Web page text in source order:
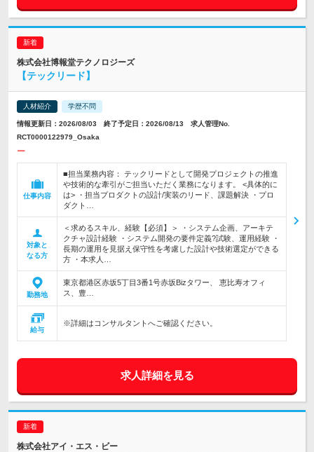
株式会社博報堂テクノロジーズ
【テックリード】
人材紹介 学歴不問
情報更新日：2026/08/03 終了予定日：2026/08/13 求人管理No.
RCT0000122979_Osaka
ー
仕事内容
■担当業務内容： テックリードとして開発プロジェクトの推進
や技術的な牽引がご担当いただく業務になります。 <具体的に
は> ・担当プロダクトの設計/実装のリード、課題解決 ・プロ
ダクト…
対象と
なる方
＜求めるスキル、経験【必須】＞ ・システム企画、アーキテ
クチャ設計経験 ・システム開発の要件定義?試験、運用経験 ・
長期の運用を見据え保守性を考慮した設計や技術選定ができる
方 ・本求人…
勤務地
東京都港区赤坂5丁目3番1号赤坂Bizタワー、 恵比寿オフィ
ス、豊…
給与
※詳細はコンサルタントへご確認ください。
求人詳細を見る
株式会社アイ・エス・ビー